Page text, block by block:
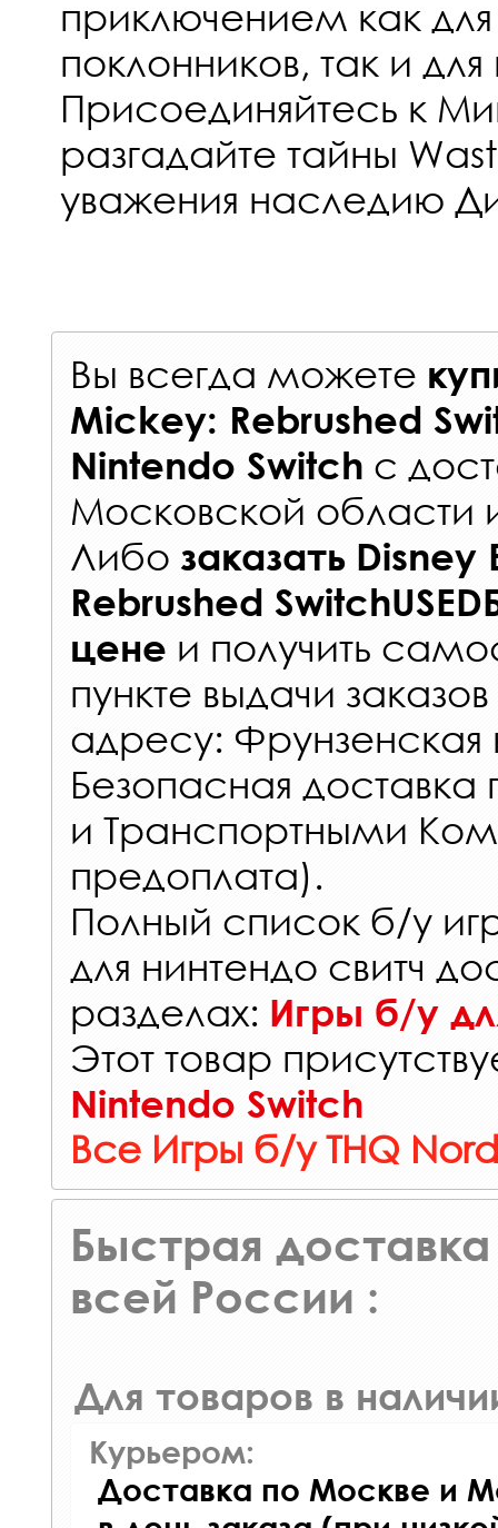
приключением как
поклонников, так и для
Присоединяйтесь к
разгадайте тайны
уважения наследию
Вы всегда можете
Mickey: Rebrushed
Nintendo Switch с
Московской области
Либо заказать Disney
Rebrushed
цене и получить
пункте выдачи заказов
адресу: Фрунзенская
Безопасная
и Транспортными
предоплата).
Полный список б/у
для нинтендо свитч
разделах: Игры б/у
Этот товар
Nintendo Switch
Все Игры б/у THQ
Быстрая доставка
всей России :
Для товаров в
Курьером:
Доставка по Москве и